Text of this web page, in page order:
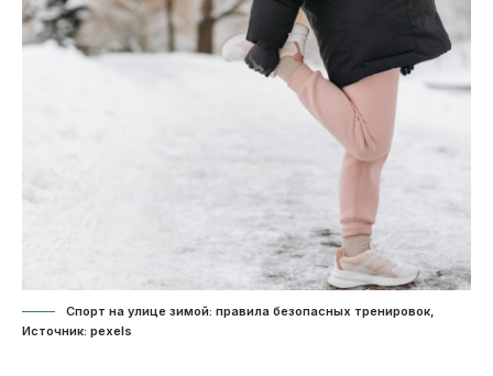
Спорт на улице зимой: правила безопасных тренировок,
Источник: pexels